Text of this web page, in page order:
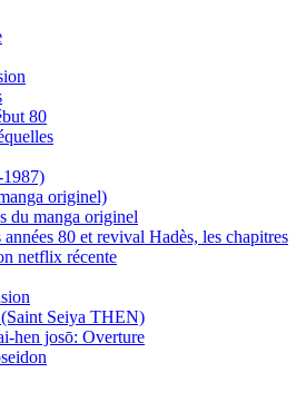
80
1987)
originel)
du manga originel
années 80 et revival Hadès, les chapitres
netflix récente
Seiya THEN)
hen josō: Overture